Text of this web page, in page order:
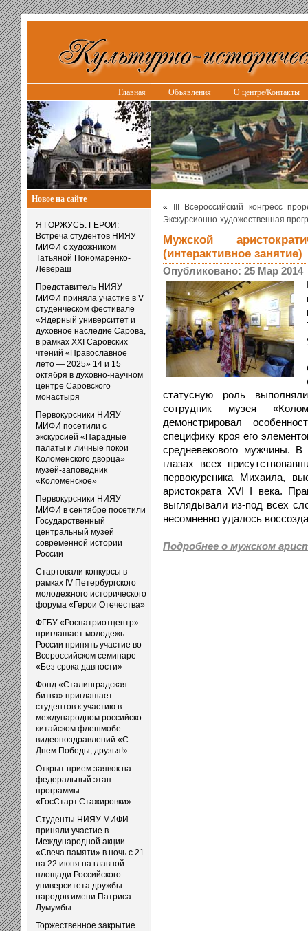
Главная Объявления О центре/Контакты
Новое на сайте
Я ГОРЖУСЬ. ГЕРОИ:
Встреча студентов НИЯУ
МИФИ с художником
Татьяной Пономаренко-
Левераш
Представитель НИЯУ
МИФИ приняла участие в V
студенческом фестивале
«Ядерный университет и
духовное наследие Сарова,
в рамках XXI Саровских
чтений «Православное
лето — 2025» 14 и 15
октября в духовно-научном
центре Саровского
монастыря
Первокурсники НИЯУ
МИФИ посетили с
экскурсией «Парадные
палаты и личные покои
Коломенского дворца»
музей-заповедник
«Коломенское»
Первокурсники НИЯУ
МИФИ в сентябре посетили
Государственный
центральный музей
современной истории
России
Стартовали конкурсы в
рамках IV Петербургского
молодежного исторического
форума «Герои Отечества»
ФГБУ «Роспатриотцентр»
приглашает молодежь
России принять участие во
Всероссийском семинаре
«Без срока давности»
Фонд «Сталинградская
битва» приглашает
студентов к участию в
международном российско-
китайском флешмобе
видеопоздравлений «С
Днем Победы, друзья!»
Открыт прием заявок на
федеральный этап
программы
«ГосСтарт.Стажировки»
Студенты НИЯУ МИФИ
приняли участие в
Международной акции
«Свеча памяти» в ночь с 21
на 22 июня на главной
площади Российского
университета дружбы
народов имени Патриса
Лумумбы
Торжественное закрытие
«
III Всероссийский конгресс
Экскурсионно-художественная
Мужской
(интерактивное занятие)
Опубликовано: 25 Мар 2014
статусную роль
сотрудник музея
демонстрировал
специфику кроя его
средневекового мужчины.
глазах всех
первокурсника Михаила,
аристократа XVI I века.
выглядывали из-под всех
несомненно удалось
Подробнее о мужском